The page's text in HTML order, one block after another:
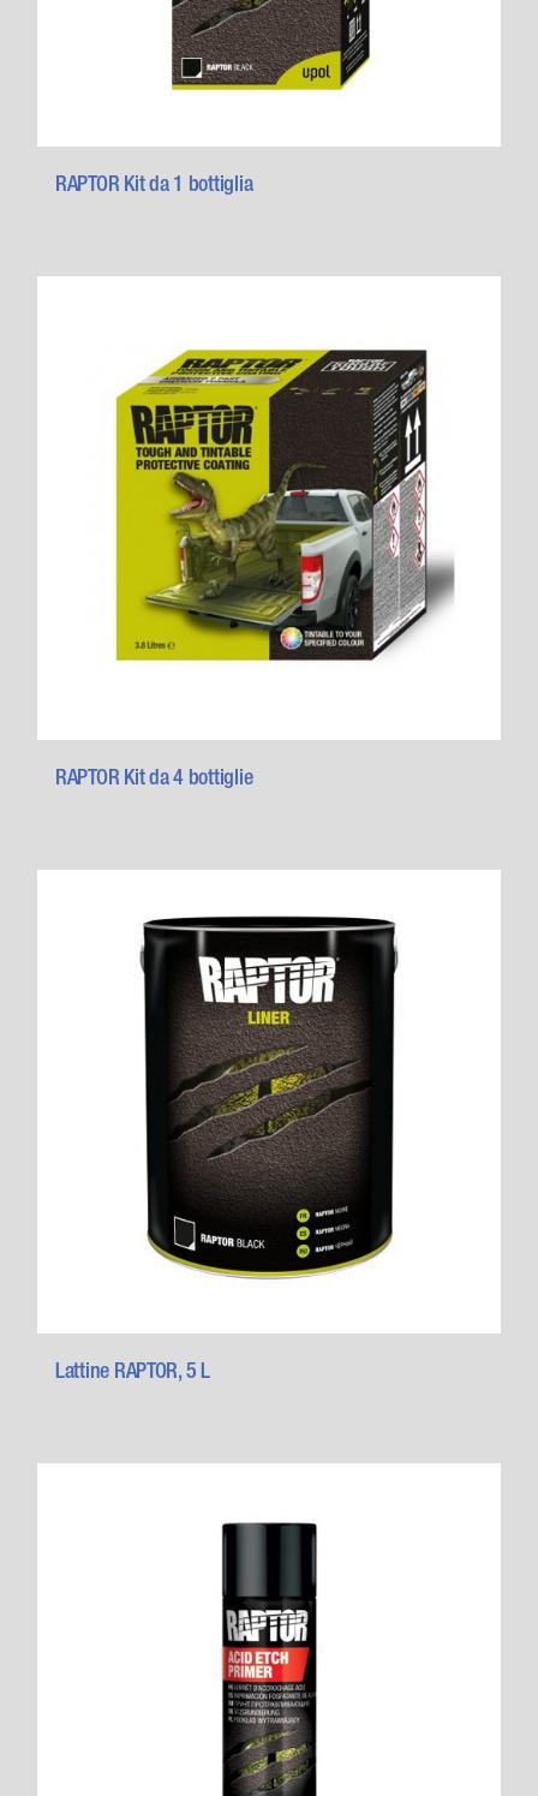
RAPTOR Kit da 1 bottiglia
RAPTOR Kit da 4 bottiglie
Lattine RAPTOR, 5 L